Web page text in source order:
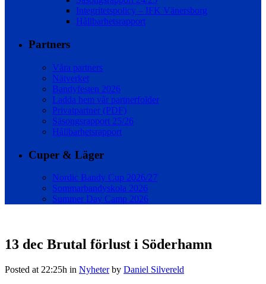
Integritetspolicy – IFK Vänersborg
Hållbarhetsrapport
Partners
Våra partners
Nätverket
Bandyfesten 2026
Ladda hem vår partnerfolder
Privatpartner (PDF)
Säsongsrapport 25/26
Hållbarhetsrapport
Cuper & Läger
Nordic Bandy Cup 2026/27
Sommarbandyskola 2026
Summer Day Camp 2026
13 dec Brutal förlust i Söderhamn
Posted at 22:25h in Nyheter by Daniel Silvereld